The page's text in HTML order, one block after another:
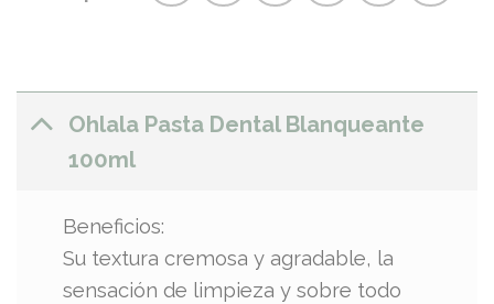
Ohlala Pasta Dental Blanqueante
100ml
Beneficios:
Su textura cremosa y agradable, la
sensación de limpieza y sobre todo